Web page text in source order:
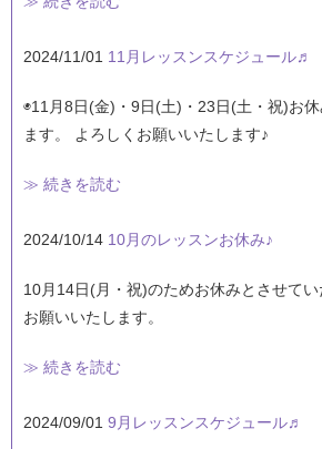
2024/11/01 11月レッスンスケジュール♬
◉11月8日(金)・9日(土)・23日(土・祝)お
ます。 よろしくお願いいたします♪
≫ 続きを読む
2024/10/14 10月のレッスンお休み♪
10月14日(月・祝)のためお休みとさせてい
お願いいたします。
≫ 続きを読む
2024/09/01 9月レッスンスケジュール♬